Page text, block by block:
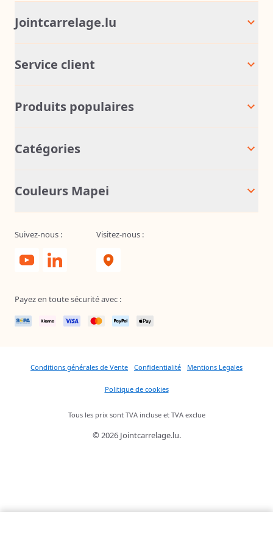
Jointcarrelage.lu
Service client
Produits populaires
Catégories
Couleurs Mapei
Suivez-nous : Visitez-nous :
Payez en toute sécurité avec :
Conditions générales de Vente Confidentialité Mentions Legales
Politique de cookies
Tous les prix sont TVA incluse et TVA exclue
© 2026 Jointcarrelage.lu.